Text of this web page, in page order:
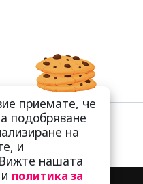
приемате, че
подобряване
на
и
нашата
и политика за